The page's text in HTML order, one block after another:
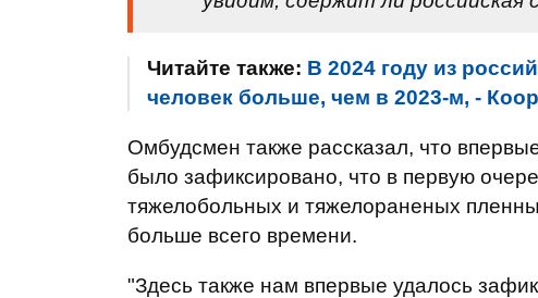
Читайте также: В 2024 году из
человек больше, чем в 2023-м, -
Омбудсмен также рассказал, что
было зафиксировано, что в первую
тяжелобольных и тяжелораненых
больше всего времени.
"Здесь также нам впервые удалось